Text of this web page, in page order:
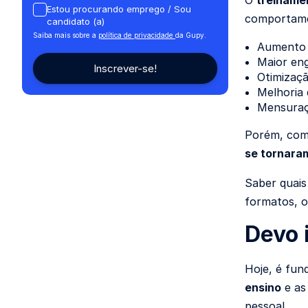
Estou procurando emprego / Sou
candidato (a)
Saiba mais sobre a política de privacidade da Gupy.
Maior
Melhoria
Porém,
se
Saber
formatos,
Devo
Hoje, é
ensino e